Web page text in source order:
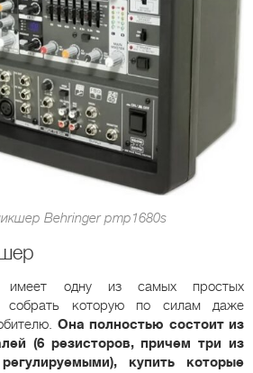
Behringer pmp1680s
имеет одну из самых простых
собрать которую по силам даже
Она полностью состоит из
(6 резисторов, причем три из
купить которые